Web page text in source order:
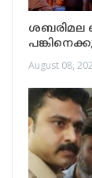
ശബരിമല
August 08,